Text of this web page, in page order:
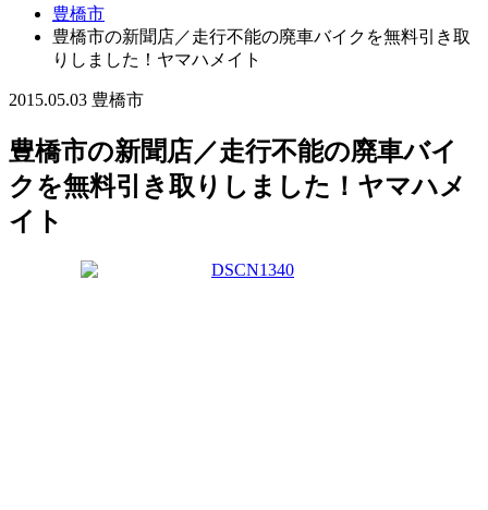
豊橋市
豊橋市の新聞店／走行不能の廃車バイクを無料引き取
りしました！ヤマハメイト
2015.05.03 豊橋市
豊橋市の新聞店／走行不能の廃車バイ
クを無料引き取りしました！ヤマハメ
イト